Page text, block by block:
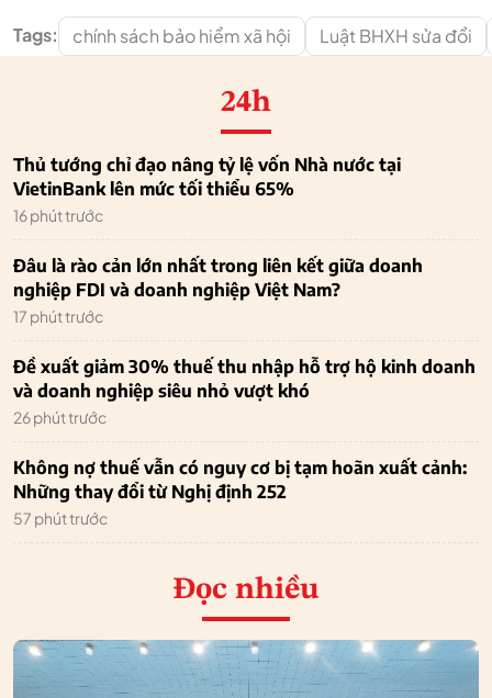
Tags: chính sách bảo hiểm xã hội Luật BHXH sửa đổi
24h
Thủ tướng chỉ đạo nâng tỷ lệ vốn Nhà nước tại
VietinBank lên mức tối thiểu 65%
16 phút trước
Đâu là rào cản lớn nhất trong liên kết giữa doanh
nghiệp FDI và doanh nghiệp Việt Nam?
17 phút trước
Đề xuất giảm 30% thuế thu nhập hỗ trợ hộ kinh doanh
và doanh nghiệp siêu nhỏ vượt khó
26 phút trước
Không nợ thuế vẫn có nguy cơ bị tạm hoãn xuất cảnh:
Những thay đổi từ Nghị định 252
57 phút trước
Đọc nhiều